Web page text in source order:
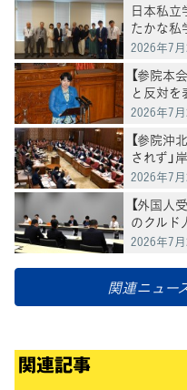
日本私立
たかな私
請」を受
2026年7
【参院本
と反対
2026年7
【参院沖
されず」
及
2026年7
【外国人
のクルド
2026年7
関連ニュー
関連記事